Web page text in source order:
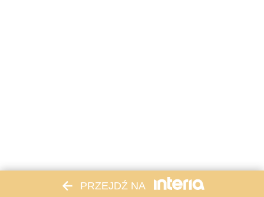
PRZEJDŹ NA